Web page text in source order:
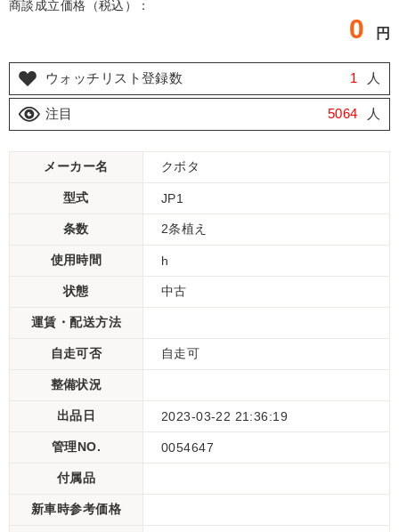
商談成立価格（税込）：
0 円
ウォッチリスト登録数 1 人
注目 5064 人
メーカー名 クボタ
型式 JP1
条数 2条植え
使用時間 h
状態 中古
運賃・配送方法
自走可否 自走可
整備状況
出品日 2023-03-22 21:36:19
管理NO. 0054647
付属品
新車時参考価格